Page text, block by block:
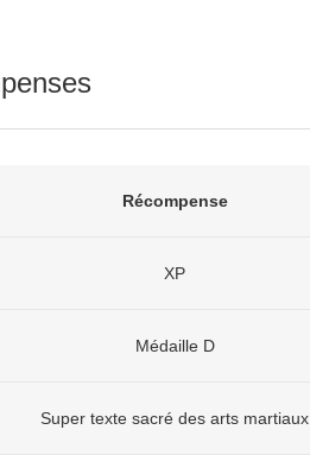
Récompense
XP
Médaille D
Super texte sacré des arts martiaux